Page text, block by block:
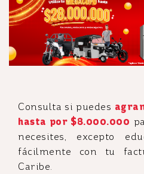
Consulta si puedes
hasta por $8.000.000
necesites, excepto
fácilmente con tu
Caribe.